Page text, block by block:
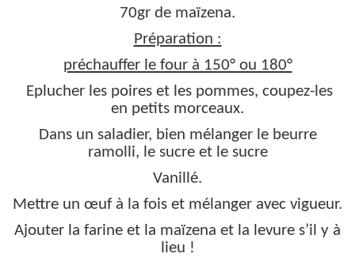
70gr de maïzena.
Préparation :
préchauffer le four à 150° ou 180°
Eplucher les poires et les pommes, coupez-les
en petits morceaux.
Dans un saladier, bien mélanger le beurre
ramolli, le sucre et le sucre
Vanillé.
Mettre un œuf à la fois et mélanger avec vigueur.
Ajouter la farine et la maïzena et la levure s’il y à
lieu !